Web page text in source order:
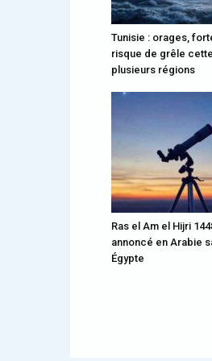
Tunisie : orages,
risque de grêle
plusieurs régions
Ras el Am el Hijri
annoncé en Arabie
Égypte